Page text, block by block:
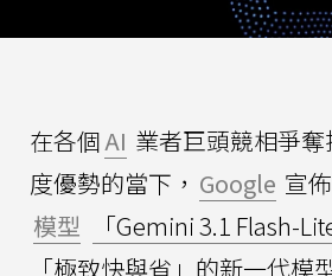
在各個AI 業者巨頭競相爭奪
度優勢的當下， Google 宣
模型
「Gemini 3.1 Flash-Lite
「極致快與省」的新一代模